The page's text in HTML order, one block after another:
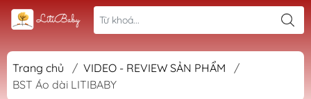
Trang chủ / VIDEO - REVIEW SẢN PHẨM
/
BST Áo dài LITIBABY